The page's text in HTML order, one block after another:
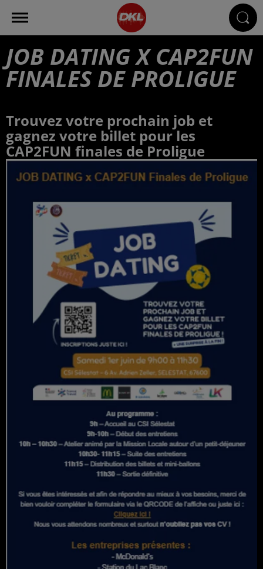
JOB DATING X CAP2FUN
FINALES DE PROLIGUE
Trouvez votre prochain job et
gagnez votre billet pour les
CAP2FUN finales de Proligue